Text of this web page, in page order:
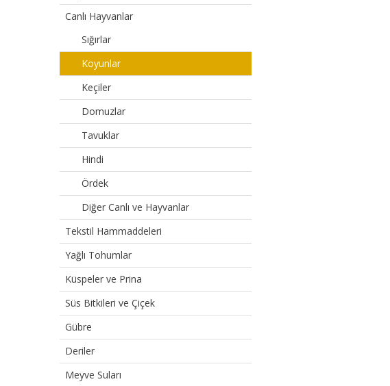
Canlı Hayvanlar
Sığırlar
Koyunlar
Keçiler
Domuzlar
Tavuklar
Hindi
Ördek
Diğer Canlı ve Hayvanlar
Tekstil Hammaddeleri
Yağlı Tohumlar
Küspeler ve Prina
Süs Bitkileri ve Çiçek
Gübre
Deriler
Meyve Suları